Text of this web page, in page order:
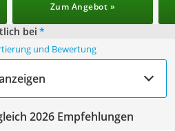
Zum Angebot »
bei *
und Bewertung
2026 Empfehlungen